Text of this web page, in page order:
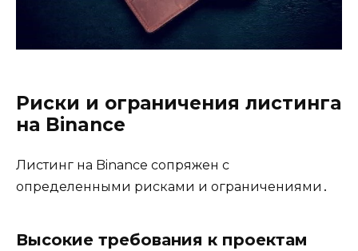
Риски и ограничения листинга
на Binance
Листинг на Binance сопряжен с
определенными рисками и ограничениями․
Высокие требования к проектам